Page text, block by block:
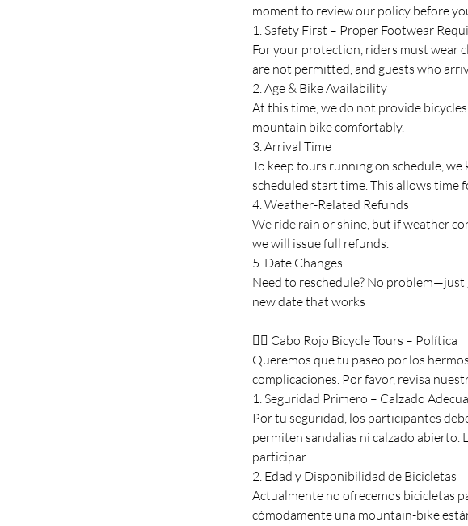
moment to review our policy before
1. Safety First – Proper Footwear
For your protection, riders must wear
are not permitted, and guests who
2. Age & Bike Availability
At this time, we do not provide
mountain bike comfortably.
3. Arrival Time
To keep tours running on schedule,
scheduled start time. This allows time
4. Weather-Related Refunds
We ride rain or shine, but if weather
we will issue full refunds.
5. Date Changes
Need to reschedule? No problem—just
new date that works
🚴‍♂️ Cabo Rojo Bicycle Tours – Política
Queremos que tu paseo por los
complicaciones. Por favor, revisa
1. Seguridad Primero – Calzado
Por tu seguridad, los participantes
permiten sandalias ni calzado abierto.
participar.
2. Edad y Disponibilidad de Bicicletas
Actualmente no ofrecemos bicicletas
cómodamente una mountain-bike